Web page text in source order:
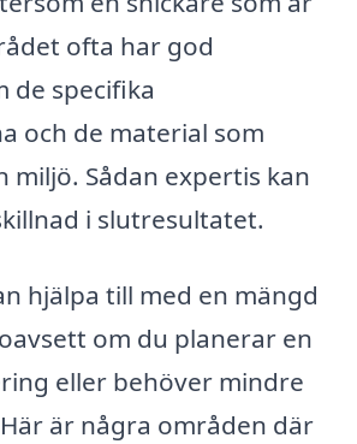
ofta har god
de specifika
och de material som
miljö. Sådan expertis kan
i slutresultatet.
hjälpa till med en mängd
om du planerar en
eller behöver mindre
är några områden där